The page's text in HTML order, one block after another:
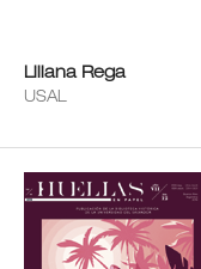
Liliana Rega
USAL